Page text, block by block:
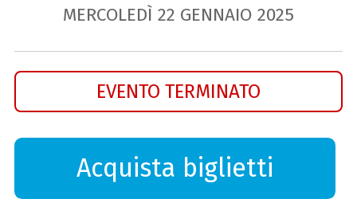
MERCOLEDÌ 22 GENNAIO 2025
EVENTO TERMINATO
Acquista biglietti